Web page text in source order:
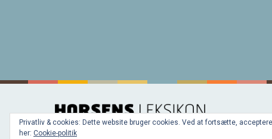
Privatliv & cookies: Dette website bruger cookies. Ved at fortsætte,
her: Cookie-politik